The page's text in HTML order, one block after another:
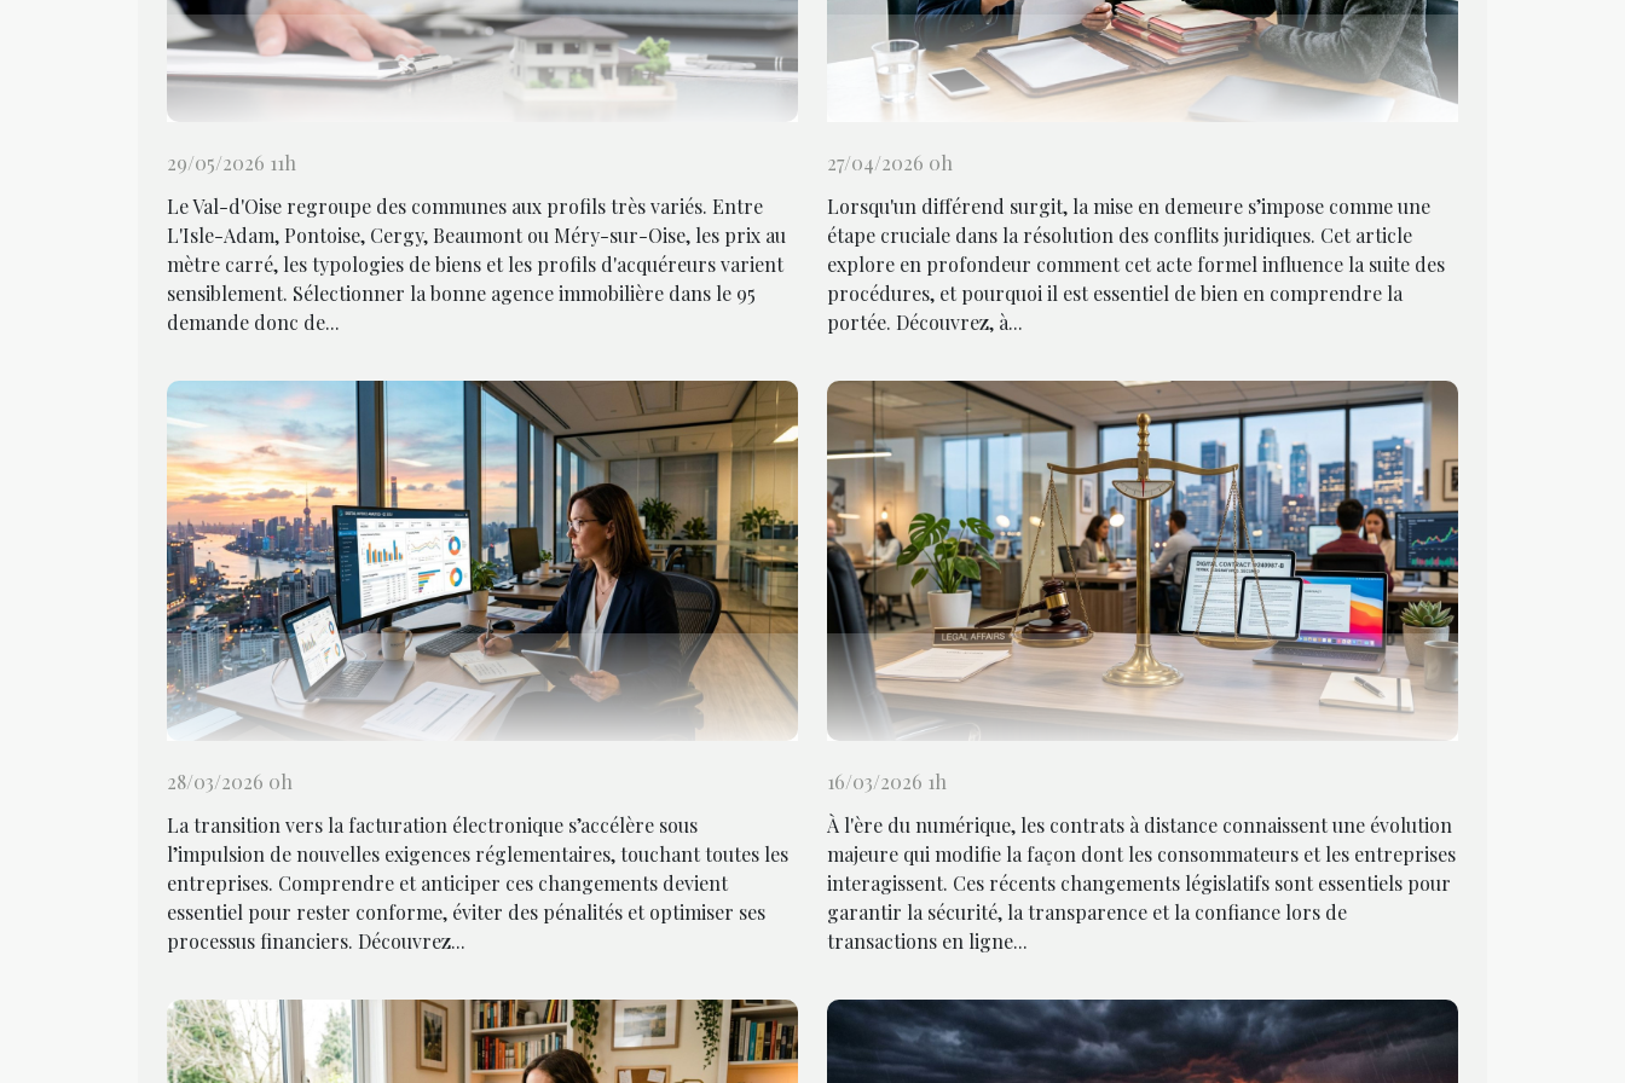
29/05/2026 11h
Le Val-d'Oise regroupe des communes aux profils très variés. Entre
L'Isle-Adam, Pontoise, Cergy, Beaumont ou Méry-sur-Oise, les prix au
mètre carré, les typologies de biens et les profils d'acquéreurs varient
sensiblement. Sélectionner la bonne agence immobilière dans le 95
demande donc de...
27/04/2026 0h
Lorsqu'un différend surgit, la mise en demeure s’impose comme une
étape cruciale dans la résolution des conflits juridiques. Cet article
explore en profondeur comment cet acte formel influence la suite des
procédures, et pourquoi il est essentiel de bien en comprendre la
portée. Découvrez, à...
28/03/2026 0h
La transition vers la facturation électronique s’accélère sous
l’impulsion de nouvelles exigences réglementaires, touchant toutes les
entreprises. Comprendre et anticiper ces changements devient
essentiel pour rester conforme, éviter des pénalités et optimiser ses
processus financiers. Découvrez...
16/03/2026 1h
À l'ère du numérique, les contrats à distance connaissent une évolution
majeure qui modifie la façon dont les consommateurs et les entreprises
interagissent. Ces récents changements législatifs sont essentiels pour
garantir la sécurité, la transparence et la confiance lors de
transactions en ligne...